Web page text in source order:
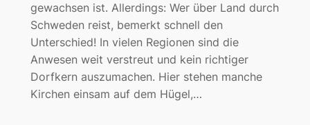
gewachsen ist. Allerdings: Wer über Land durch
Schweden reist, bemerkt schnell den
Unterschied! In vielen Regionen sind die
Anwesen weit verstreut und kein richtiger
Dorfkern auszumachen. Hier stehen manche
Kirchen einsam auf dem Hügel,…